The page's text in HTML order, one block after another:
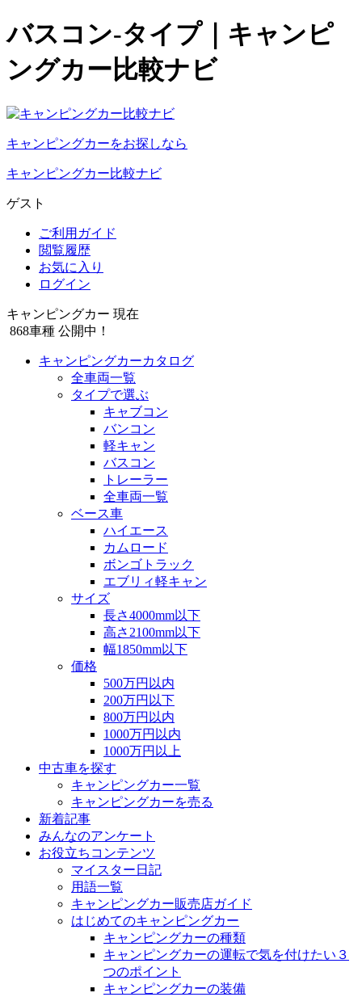
バスコン-タイプ｜キャンピ
ングカー比較ナビ
キャンピングカーをお探しなら
キャンピングカー比較ナビ
ゲスト
ご利用ガイド
閲覧履歴
お気に入り
ログイン
キャンピングカー 現在
868車種 公開中！
キャンピングカーカタログ
全車両一覧
タイプで選ぶ
キャブコン
バンコン
軽キャン
バスコン
トレーラー
全車両一覧
ベース車
ハイエース
カムロード
ボンゴトラック
エブリィ軽キャン
サイズ
長さ4000mm以下
高さ2100mm以下
幅1850mm以下
価格
500万円以内
200万円以下
800万円以内
1000万円以内
1000万円以上
中古車を探す
キャンピングカー一覧
キャンピングカーを売る
新着記事
みんなのアンケート
お役立ちコンテンツ
マイスター日記
用語一覧
キャンピングカー販売店ガイド
はじめてのキャンピングカー
キャンピングカーの種類
キャンピングカーの運転で気を付けたい３
つのポイント
キャンピングカーの装備